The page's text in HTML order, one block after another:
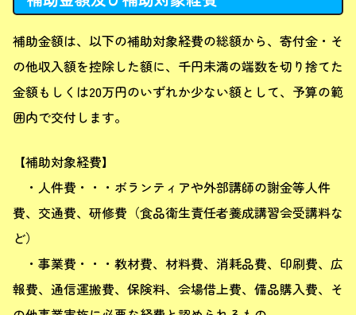
補助金額は、以下の補助対象経費の総額から、寄付金・そ
の他収入額を控除した額に、千円未満の端数を切り捨てた
金額もしくは20万円のいずれか少ない額として、予算の範
囲内で交付します。
【補助対象経費】
・人件費・・・ボランティアや外部講師の謝金等人件
費、交通費、研修費（食品衛生責任者養成講習会受講料な
ど）
・事業費・・・教材費、材料費、消耗品費、印刷費、広
報費、通信運搬費、保険料、会場借上費、備品購入費、そ